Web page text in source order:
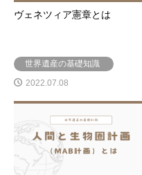
ヴェネツィア憲章とは
世界遺産の基礎知識
2022.07.08